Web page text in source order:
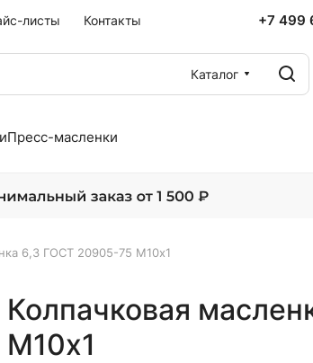
листы Контакты +7 499
Каталог
Пресс-масленки
6,3 ГОСТ 20905-75 М10х1
Колпачковая
М10х1